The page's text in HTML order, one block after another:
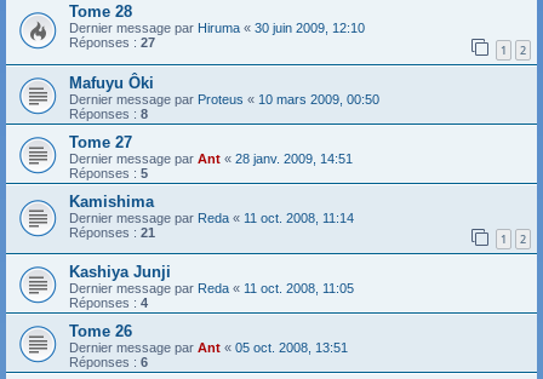
Tome 28
Dernier message par Hiruma « 30 juin 2009, 12:10
Réponses : 27 1 2
Mafuyu Ôki
Dernier message par Proteus « 10 mars 2009, 00:50
Réponses : 8
Tome 27
Dernier message par Ant « 28 janv. 2009, 14:51
Réponses : 5
Kamishima
Dernier message par Reda « 11 oct. 2008, 11:14
Réponses : 21 1 2
Kashiya Junji
Dernier message par Reda « 11 oct. 2008, 11:05
Réponses : 4
Tome 26
Dernier message par Ant « 05 oct. 2008, 13:51
Réponses : 6